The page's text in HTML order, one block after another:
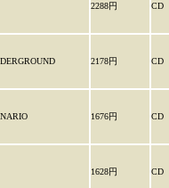
2288円 CD
2178円 CD
1676円 CD
1628円 CD